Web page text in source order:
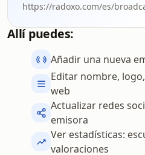
https://radoxo.com/es/
Allí puedes:
Añadir una nueva
Editar nombre,
web
Actualizar redes
emisora
Ver estadísticas:
valoraciones